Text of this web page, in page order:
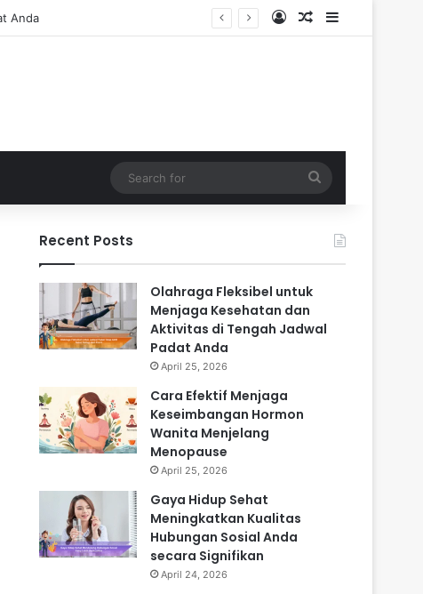
Log InRandom Article
Sidebar
for
Recent Posts
Olahraga Fleksibel untuk
Menjaga Kesehatan dan
Aktivitas di Tengah Jadwal
Padat Anda
April 25, 2026
Cara Efektif Menjaga
Keseimbangan Hormon
Wanita Menjelang
Menopause
April 25, 2026
Gaya Hidup Sehat
Meningkatkan Kualitas
Hubungan Sosial Anda
secara Signifikan
April 24, 2026